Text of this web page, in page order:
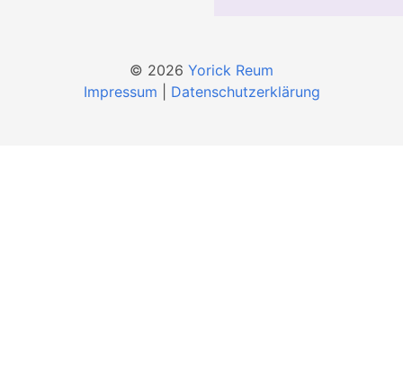
© 2026 Yorick Reum
Impressum
Datenschutzerklärung